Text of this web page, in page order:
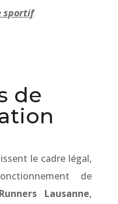
sportif
de
le cadre légal,
de
Lausanne,